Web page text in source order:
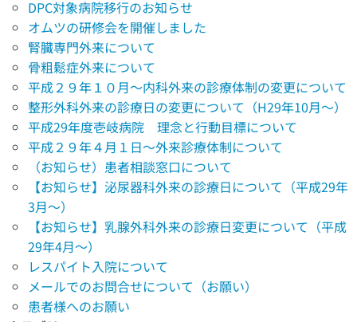
DPC対象病院移行のお知らせ
オムツの研修会を開催しました
腎臓専門外来について
骨粗鬆症外来について
平成２９年１０月～内科外来の診療体制の変更について
整形外科外来の診療日の変更について（H29年10月～）
平成29年度壱岐病院 理念と行動目標について
平成２９年４月１日～外来診療体制について
（お知らせ）患者相談窓口について
【お知らせ】泌尿器科外来の診療日について（平成29年
3月～）
【お知らせ】乳腺外科外来の診療日変更について（平成
29年4月～）
レスパイト入院について
メールでのお問合せについて（お願い）
患者様へのお願い